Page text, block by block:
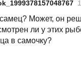
Может, он
ли у этих
в самочку?